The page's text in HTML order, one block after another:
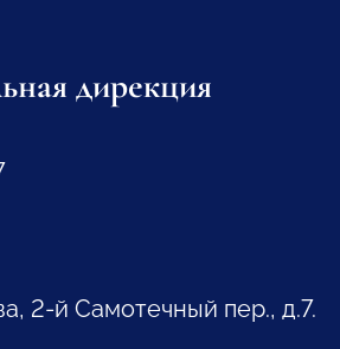
дирекция
2-й Самотечный пер., д.7.